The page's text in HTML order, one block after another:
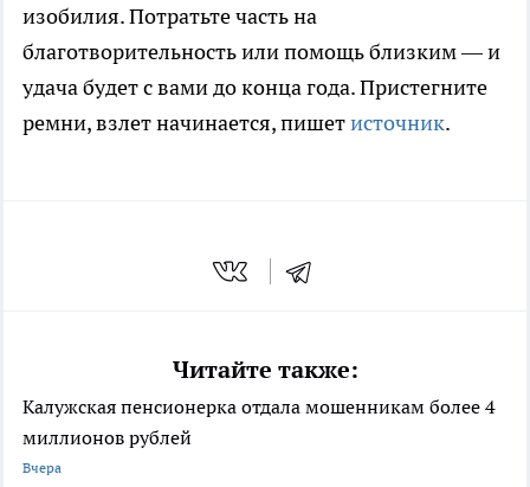
изобилия. Потратьте часть на
благотворительность или помощь близким — и
удача будет с вами до конца года. Пристегните
ремни, взлет начинается, пишетисточник.
Читайте также:
Калужская пенсионерка отдала мошенникам более 4
миллионов рублей
Вчера